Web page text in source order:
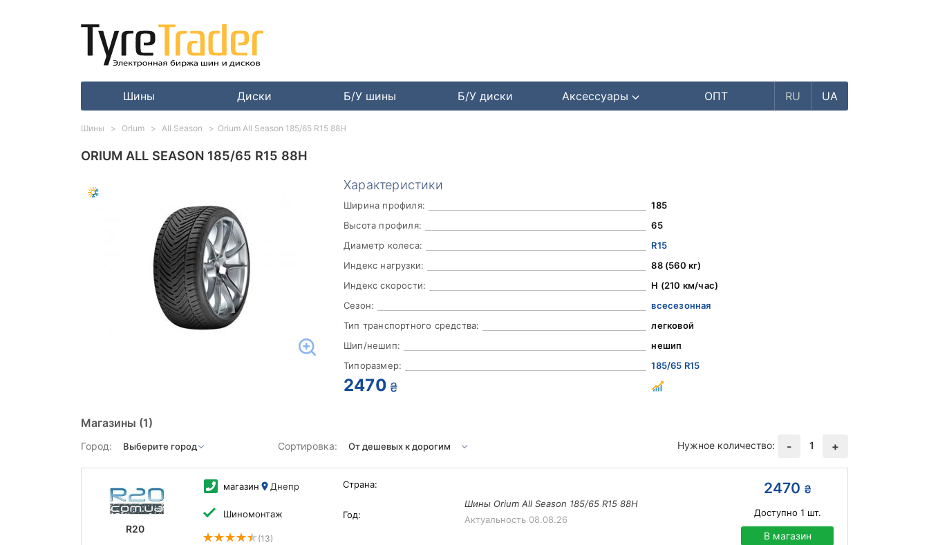
Шины Диски Б/У шины Б/У диски Аксессуары ОПТ RU UA
ORIUM ALL SEASON 185/65 R15 88H
Характеристики
Ширина профиля:
185
Высота профиля:
65
Диаметр колеса:
R15
Индекс нагрузки:
88 (560 кг)
Индекс скорости:
H (210 км/час)
Сезон:
всесезонная
Тип транспортного средства:
легковой
Шип/нешип:
нешип
Типоразмер:
185/65 R15
2470 ₴
Магазины (1)
Город: Сортировка: Нужное количество: - 1 +
R20
магазин Днепр
Шиномонтаж
(13)
Страна:
Год:
Шины Orium All Season 185/65 R15 88H
Актуальность 08.08.26
2470 ₴
Доступно 1 шт.
В магазин
Шины Orium All Season Orium All Season 185/65 R15 88H